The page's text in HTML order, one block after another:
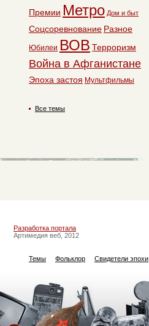
Премии Метро Дом и быт
Соцсоревнование Разное
Юбилеи ВОВ Терроризм
Война в Афганистане
Эпоха застоя Мультфильмы
Все темы
Разработка портала
Артимедия веб, 2012
Темы Фольклор Свидетели эпохи